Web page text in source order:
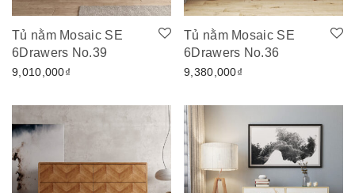
Tủ nằm Mosaic SE
6Drawers No.39
9,010,000₫
Tủ nằm Mosaic SE
6Drawers No.36
9,380,000₫